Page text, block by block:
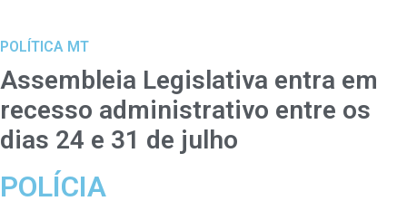
POLÍTICA MT
Assembleia Legislativa entra em
recesso administrativo entre os
dias 24 e 31 de julho
POLÍCIA